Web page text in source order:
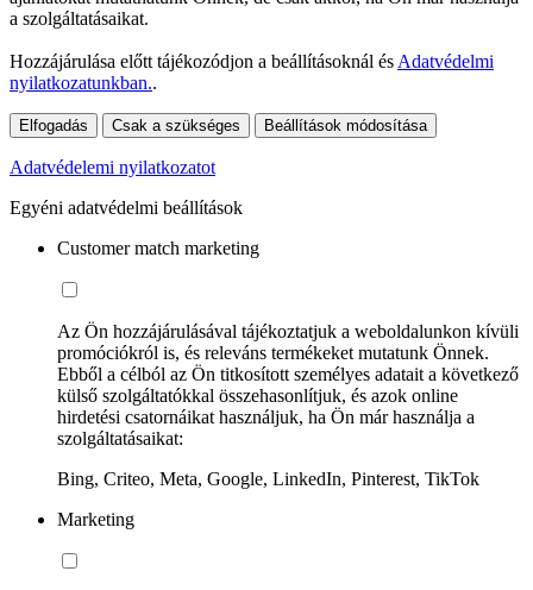
a szolgáltatásaikat.
Hozzájárulása előtt tájékozódjon a beállításoknál és Adatvédelmi
nyilatkozatunkban..
Elfogadás Csak a szükséges Beállítások módosítása
Adatvédelemi nyilatkozatot
Egyéni adatvédelmi beállítások
Customer match marketing
Az Ön hozzájárulásával tájékoztatjuk a weboldalunkon kívüli
promóciókról is, és releváns termékeket mutatunk Önnek.
Ebből a célból az Ön titkosított személyes adatait a következő
külső szolgáltatókkal összehasonlítjuk, és azok online
hirdetési csatornáikat használjuk, ha Ön már használja a
szolgáltatásaikat:
Bing, Criteo, Meta, Google, LinkedIn, Pinterest, TikTok
Marketing